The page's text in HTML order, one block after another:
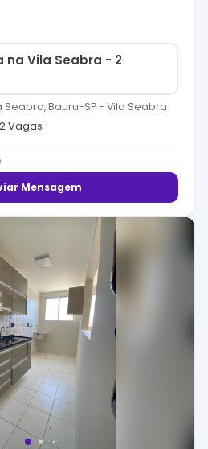
na Vila Seabra - 2
Seabra, Bauru-SP- Vila Seabra
2Vagas
Mensagem